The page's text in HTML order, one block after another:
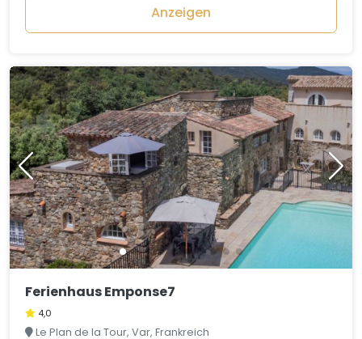
Anzeigen
Ferienhaus Emponse7
4,0
Le Plan de la Tour, Var, Frankreich